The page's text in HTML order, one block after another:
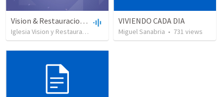
Vision & Restauracion-Discipulado 2- intro-Week 3 & 4
Iglesia Vision y Restauracion Mision Cristiana •1,086 views •1:25:34
VIVIENDO CADA DIA
Miguel Sanabria • 731 views